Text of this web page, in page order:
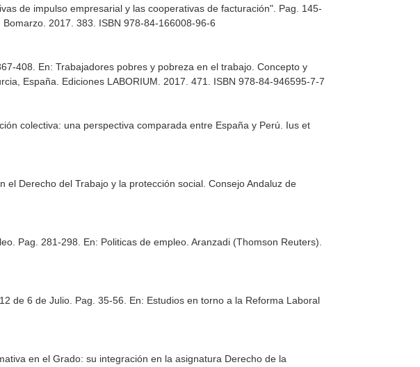
de impulso empresarial y las cooperativas de facturación". Pag. 145-
Bomarzo. 2017. 383. ISBN 978-84-166008-96-6
408. En: Trabajadores pobres y pobreza en el trabajo. Concepto y
España. Ediciones LABORIUM. 2017. 471. ISBN 978-84-946595-7-7
colectiva: una perspectiva comparada entre España y Perú . Ius et
el Derecho del Trabajo y la protección social . Consejo Andaluz de
Pag. 281-298. En: Politicas de empleo . Aranzadi (Thomson Reuters).
de 6 de Julio. Pag. 35-56. En: Estudios en torno a la Reforma Laboral
en el Grado: su integración en la asignatura Derecho de la